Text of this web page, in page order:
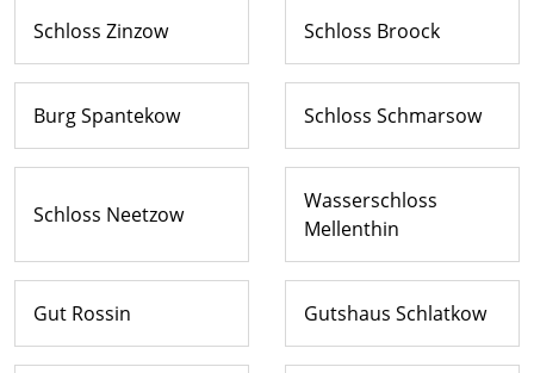
Schloss Zinzow Schloss Broock
Burg Spantekow Schloss Schmarsow
Schloss Neetzow
Wasserschloss
Mellenthin
Gut Rossin Gutshaus Schlatkow